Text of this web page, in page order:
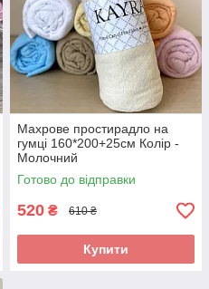
Махрове простирадло на
гумці 160*200+25см Колір -
Молочний
Готово до відправки
520 ₴ 610 ₴
Купити